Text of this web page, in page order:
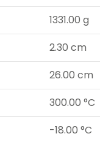
1331.00 g
2.30 cm
26.00 cm
300.00 °C
-18.00 °C